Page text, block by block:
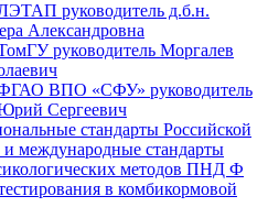
руководитель д.б.н.
Александровна
руководитель Моргалев
ВПО «СФУ» руководитель
Сергеевич
стандарты Российской
международные стандарты
методов ПНД Ф